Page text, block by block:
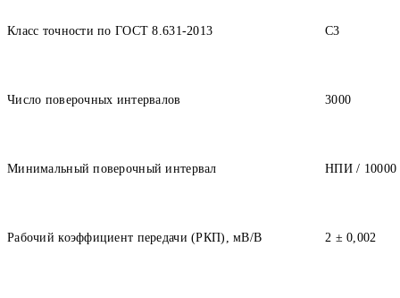
Класс точности по ГОСТ 8.631-2013 C3
Число поверочных интервалов 3000
Минимальный поверочный интервал НПИ / 10000
Рабочий коэффициент передачи (РКП), мВ/В 2 ± 0,002